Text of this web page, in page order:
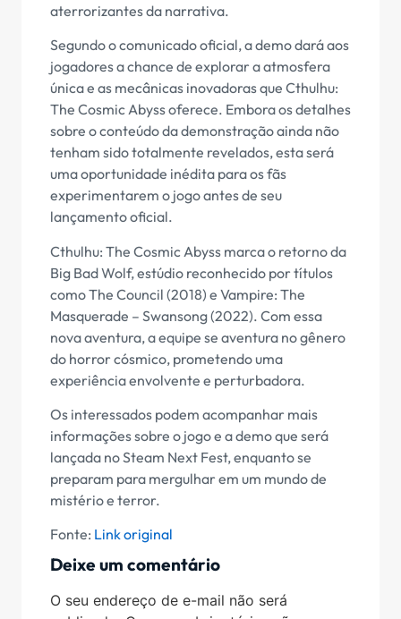
aterrorizantes da narrativa.
Segundo o comunicado oficial, a demo dará aos
jogadores a chance de explorar a atmosfera
única e as mecânicas inovadoras que Cthulhu:
The Cosmic Abyss oferece. Embora os detalhes
sobre o conteúdo da demonstração ainda não
tenham sido totalmente revelados, esta será
uma oportunidade inédita para os fãs
experimentarem o jogo antes de seu
lançamento oficial.
Cthulhu: The Cosmic Abyss marca o retorno da
Big Bad Wolf, estúdio reconhecido por títulos
como The Council (2018) e Vampire: The
Masquerade – Swansong (2022). Com essa
nova aventura, a equipe se aventura no gênero
do horror cósmico, prometendo uma
experiência envolvente e perturbadora.
Os interessados podem acompanhar mais
informações sobre o jogo e a demo que será
lançada no Steam Next Fest, enquanto se
preparam para mergulhar em um mundo de
mistério e terror.
Fonte: Link original
Deixe um comentário
O seu endereço de e-mail não será